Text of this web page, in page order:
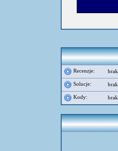
Recenzje: brak
Solucje: brak
Kody: brak